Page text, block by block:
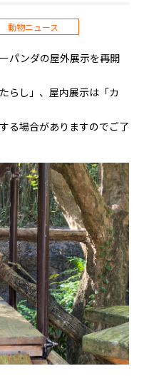
動物ニュース
パンダの屋外展示を再開
らし」、屋内展示は「カ
る場合がありますのでご了